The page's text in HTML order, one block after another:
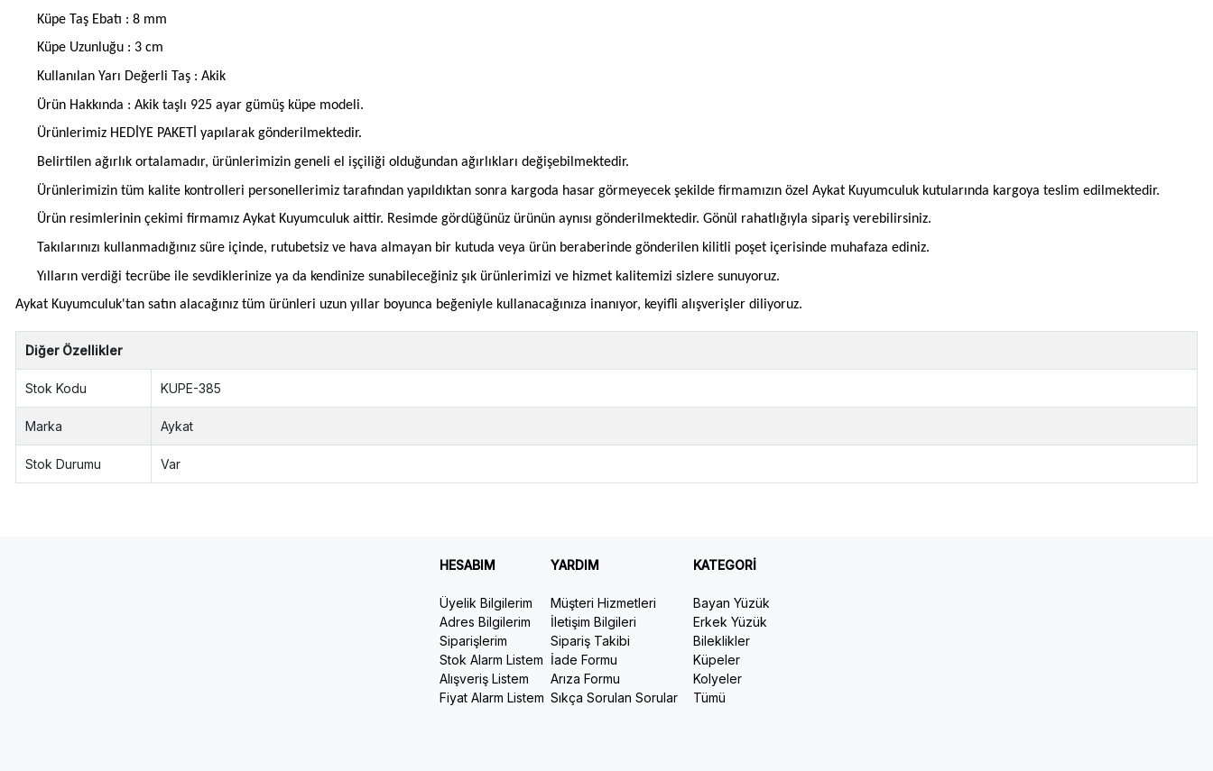
Küpe Taş Ebatı : 8 mm
Küpe Uzunluğu : 3 cm
Kullanılan Yarı Değerli Taş : Akik
Ürün Hakkında : Akik taşlı 925 ayar gümüş küpe modeli.
Ürünlerimiz HEDİYE PAKETİ yapılarak gönderilmektedir.
Belirtilen ağırlık ortalamadır, ürünlerimizin geneli el işçiliği olduğundan ağırlıkları değişebilmektedir.
Ürünlerimizin tüm kalite kontrolleri personellerimiz tarafından yapıldıktan sonra kargoda hasar görmeyecek şekilde firmamızın özel Aykat Kuyumculuk kutularında kargoya teslim edilmektedir.
Ürün resimlerinin çekimi firmamız Aykat Kuyumculuk aittir. Resimde gördüğünüz ürünün aynısı gönderilmektedir. Gönül rahatlığıyla sipariş verebilirsiniz.
Takılarınızı kullanmadığınız süre içinde, rutubetsiz ve hava almayan bir kutuda veya ürün beraberinde gönderilen kilitli poşet içerisinde muhafaza ediniz.
Yılların verdiği tecrübe ile sevdiklerinize ya da kendinize sunabileceğiniz şık ürünlerimizi ve hizmet kalitemizi sizlere sunuyoruz.
Aykat Kuyumculuk'tan satın alacağınız tüm ürünleri uzun yıllar boyunca beğeniyle kullanacağınıza inanıyor, keyifli alışverişler diliyoruz.
Diğer Özellikler
Stok Kodu KUPE-385
Marka Aykat
Stok Durumu Var
HESABIM
Üyelik Bilgilerim
Adres Bilgilerim
Siparişlerim
Stok Alarm Listem
Alışveriş Listem
Fiyat Alarm Listem
YARDIM
Müşteri Hizmetleri
İletişim Bilgileri
Sipariş Takibi
İade Formu
Arıza Formu
Sıkça Sorulan Sorular
KATEGORİ
Bayan Yüzük
Erkek Yüzük
Bileklikler
Küpeler
Kolyeler
Tümü